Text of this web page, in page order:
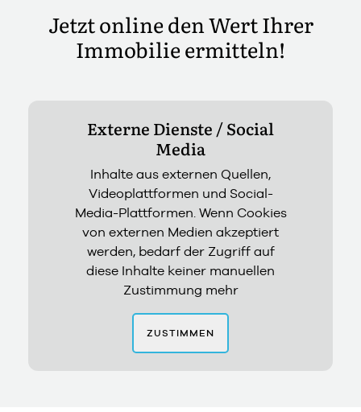
Jetzt online den Wert Ihrer
Immobilie ermitteln!
Externe Dienste / Social
Media
Inhalte aus externen Quellen,
Videoplattformen und Social-
Media-Plattformen. Wenn Cookies
von externen Medien akzeptiert
werden, bedarf der Zugriff auf
diese Inhalte keiner manuellen
Zustimmung mehr
ZUSTIMMEN